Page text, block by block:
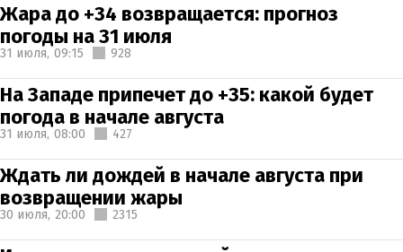
Жара до +34 возвращается: прогноз
погоды на 31 июля
31 июля, 09:15 928
На Западе припечет до +35: какой будет
погода в начале августа
31 июля, 08:00 427
Ждать ли дождей в начале августа при
возвращении жары
30 июля, 20:00 2315